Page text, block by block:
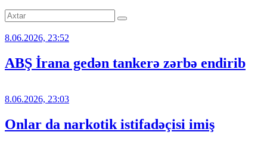
8.06.2026, 23:52
ABŞ İrana gedən tankerə zərbə endirib
8.06.2026, 23:03
Onlar da narkotik istifadəçisi imiş